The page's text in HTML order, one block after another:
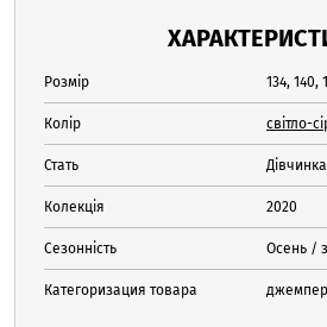
Розмір 134, 140,
Колір світло-
Стать Дівчинка
Колекція 2020
Сезонність Осень /
Категоризация товара